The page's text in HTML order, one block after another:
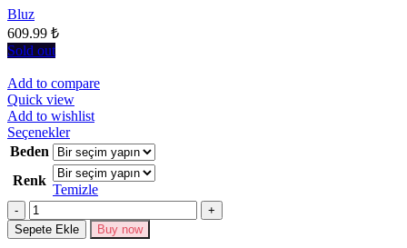
Bluz
609.99 ₺
Sold out
Add to compare
Quick view
Add to wishlist
SeçeneklerBu
ürünün
birden
fazla
varyasyonu
Seçenekler
Beden
Renk
Temizle
Miktar
Sepete Ekle Buy now